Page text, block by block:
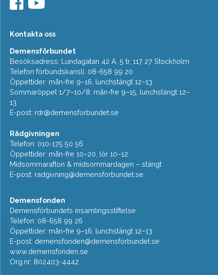
Kontakta oss
Demensförbundet
Besöksadress: Lundagatan 42 A, 5 tr, 117 27 Stockholm
Telefon förbundskansli: 08-658 99 20
Öppettider: mån-fre 9–16, lunchstängt 12–13
Sommaröppet 1/7–10/8: mån-fre 9–15, lunchstängt 12–
13
E-post: rdr@demensforbundet.se
Rådgivningen
Telefon: 010-175 50 56
Öppettider: mån-fre 10–20, lör 10–12
Midsommarafton & midsommardagen – stängt
E-post: radgivning@demensforbundet.se
Demensfonden
Demensförbundets insamlingsstiftelse
Telefon: 08-658 99 26
Öppettider: mån-fre 9–16, lunchstängt 12–13
E-post: demensfonden@demensforbundet.se
www.demensfonden.se
Org.nr: 802403-4442